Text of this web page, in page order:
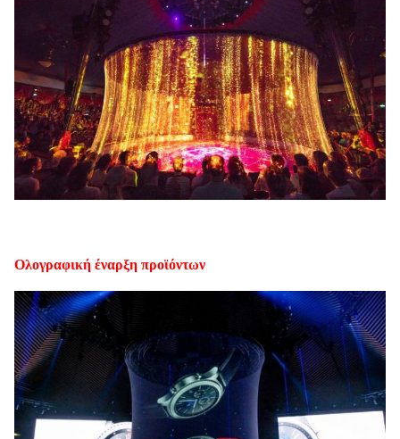
Ολογραφική έναρξη προϊόντων